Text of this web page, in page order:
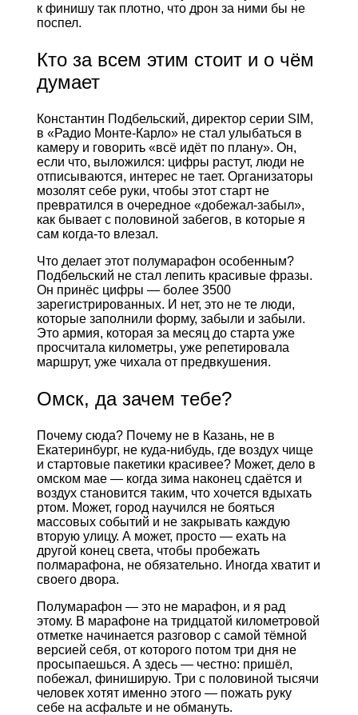
к финишу так плотно, что дрон за ними бы не
поспел.
Кто за всем этим стоит и о чём
думает
Константин Подбельский, директор серии SIM,
в «Радио Монте-Карло» не стал улыбаться в
камеру и говорить «всё идёт по плану». Он,
если что, выложился: цифры растут, люди не
отписываются, интерес не тает. Организаторы
мозолят себе руки, чтобы этот старт не
превратился в очередное «добежал-забыл»,
как бывает с половиной забегов, в которые я
сам когда-то влезал.
Что делает этот полумарафон особенным?
Подбельский не стал лепить красивые фразы.
Он принёс цифры — более 3500
зарегистрированных. И нет, это не те люди,
которые заполнили форму, забыли и забыли.
Это армия, которая за месяц до старта уже
просчитала километры, уже репетировала
маршрут, уже чихала от предвкушения.
Омск, да зачем тебе?
Почему сюда? Почему не в Казань, не в
Екатеринбург, не куда-нибудь, где воздух чище
и стартовые пакетики красивее? Может, дело в
омском мае — когда зима наконец сдаётся и
воздух становится таким, что хочется вдыхать
ртом. Может, город научился не бояться
массовых событий и не закрывать каждую
вторую улицу. А может, просто — ехать на
другой конец света, чтобы пробежать
полмарафона, не обязательно. Иногда хватит и
своего двора.
Полумарафон — это не марафон, и я рад
этому. В марафоне на тридцатой километровой
отметке начинается разговор с самой тёмной
версией себя, от которого потом три дня не
просыпаешься. А здесь — честно: пришёл,
побежал, финиширую. Три с половиной тысячи
человек хотят именно этого — пожать руку
себе на асфальте и не обмануть.